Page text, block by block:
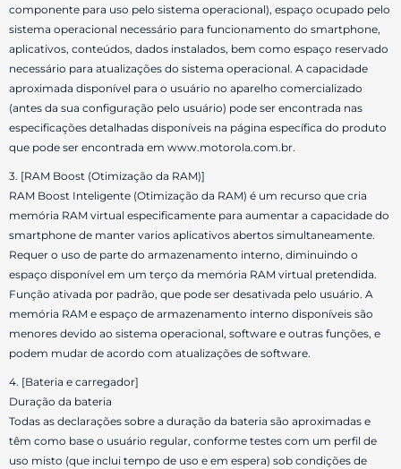
componente para uso pelo sistema operacional), espaço ocupado pelo
sistema operacional necessário para funcionamento do smartphone,
aplicativos, conteúdos, dados instalados, bem como espaço reservado
necessário para atualizações do sistema operacional. A capacidade
aproximada disponível para o usuário no aparelho comercializado
(antes da sua configuração pelo usuário) pode ser encontrada nas
especificações detalhadas disponíveis na página específica do produto
que pode ser encontrada em www.motorola.com.br.
3. [RAM Boost (Otimização da RAM)]
RAM Boost Inteligente (Otimização da RAM) é um recurso que cria
memória RAM virtual especificamente para aumentar a capacidade do
smartphone de manter varios aplicativos abertos simultaneamente.
Requer o uso de parte do armazenamento interno, diminuindo o
espaço disponível em um terço da memória RAM virtual pretendida.
Função ativada por padrão, que pode ser desativada pelo usuário. A
memória RAM e espaço de armazenamento interno disponíveis são
menores devido ao sistema operacional, software e outras funções, e
podem mudar de acordo com atualizações de software.
4. [Bateria e carregador]
Duração da bateria
Todas as declarações sobre a duração da bateria são aproximadas e
têm como base o usuário regular, conforme testes com um perfil de
uso misto (que inclui tempo de uso e em espera) sob condições de